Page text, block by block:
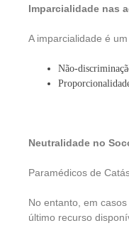
Imparcialidade nas
A imparcialidade é
Não-
Neutralidade no
Paramédicos de
No entanto, em
último recurso